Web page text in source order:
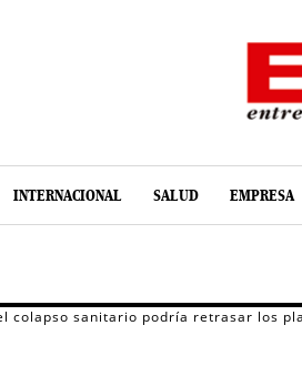
INTERNACIONAL SALUD EMPRESA
colapso sanitario podría retrasar los